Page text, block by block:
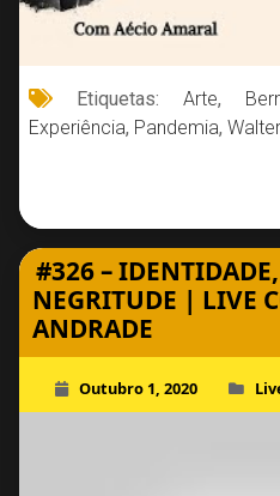
Etiquetas: Arte,
Experiência, Pandemia,
#326 –
NEGRITUDE | LIVE
ANDRADE
Outubro 1, 2020